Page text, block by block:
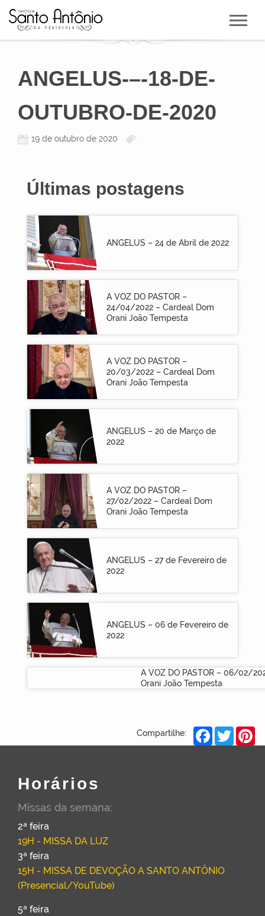
ANGELUS-–-18-DE-
OUTUBRO-DE-2020
19 de outubro de 2020
Últimas postagens
ANGELUS – 24 de Abril de 2022
A VOZ DO PASTOR –
24/04/2022 – Cardeal Dom
Orani João Tempesta
A VOZ DO PASTOR –
20/03/2022 – Cardeal Dom
Orani João Tempesta
ANGELUS – 20 de Março de
2022
A VOZ DO PASTOR –
27/02/2022 – Cardeal Dom
Orani João Tempesta
ANGELUS – 27 de Fevereiro de
2022
ANGELUS – 06 de Fevereiro de
2022
A VOZ DO PASTOR – 06/02/
Orani João Tempesta
Compartilhe: Facebook
Twitter
Horários
Missas da semana:
2ª feira
19H - MISSA DA LUZ
3ª feira
15H - MISSA DE DEVOÇÃO A SANTO ANTÔNIO
(Presencial/YouTube)
5ª feira